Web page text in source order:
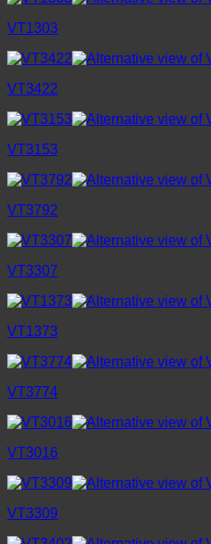
VT1303
VT3422
VT3153
VT3792
VT3307
VT1373
VT3774
VT3016
VT3309